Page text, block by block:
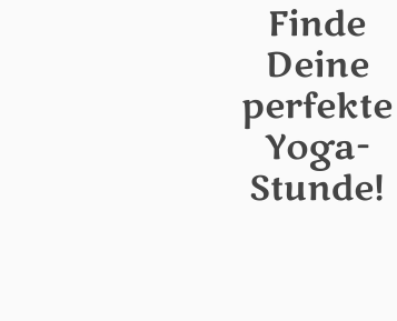
Finde
Deine
perfekte
Yoga-
Stunde!